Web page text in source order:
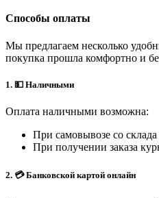
Способы оплаты
Мы предлагаем несколько
покупка прошла комфортно и
1. 💵 Наличными
Оплата наличными возможна:
При самовывозе со
При получении заказа
2. 💳 Банковской картой онлайн